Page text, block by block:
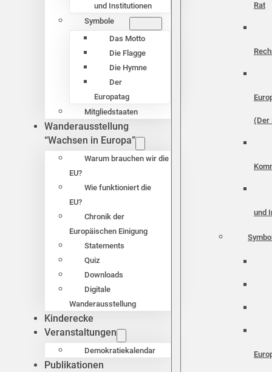
und Institutionen
Symbole
Das Motto
Die Flagge
Die Hymne
Der
Europatag
Mitgliedstaaten
Wanderausstellung
“Wachsen in Europa”
Warum brauchen wir die
EU?
Wie funktioniert die
EU?
Chronik der
Europäischen Einigung
Statements
Quiz
Downloads
Digitale
Wanderausstellung
Kinderecke
Veranstaltungen
Demokratiekalendar
Publikationen
Rat
(Der
und